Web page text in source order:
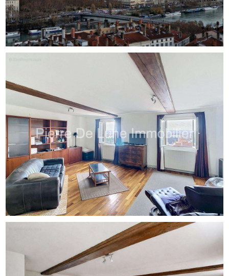
Il se compose d'une cuisine aménagée, d'un séjour
lumineux, d'une chambre, le tout bénéficiant d'une vue
remarquable et d'une salle d'eau ainsi que d'un WC
indépendant.
Quelques travaux de rafraîchissement permettront à
chacun de personnaliser ce bien selon ses goûts tout en
profitant immédiatement de sa vue exceptionnelle et de
son potentiel d'aménagement.
À seulement 100 mètres de l'appartement, il est
également possible d'acquérir un garage fermé sécurisé
(box 4.95 X 2.85) en supplément au prix de 35 000 €.
Pour toute information complémentaire ou demande de
visite :
Barbara Dalléry – Agent commercial (EI) RSAC de Lyon
Tél. : [Coordonnées masquées]
Mail : [Coordonnées masquées]